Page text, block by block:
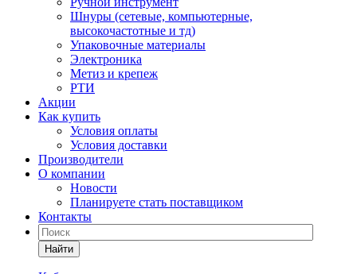
Шнуры (сетевые, компьютерные,
высокочастотные и тд)
Упаковочные материалы
Электроника
Метиз и крепеж
РТИ
Акции
Как купить
Условия оплаты
Условия доставки
Производители
О компании
Новости
Планируете стать поставщиком
Контакты
Найти